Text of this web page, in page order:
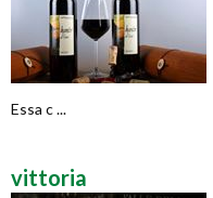
Essa c ...
vittoria